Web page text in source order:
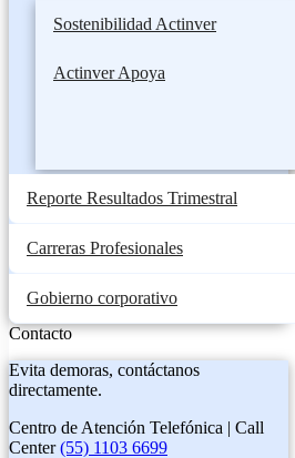
Sostenibilidad Actinver
Actinver Apoya
Reporte Resultados Trimestral
Carreras Profesionales
Gobierno corporativo
Contacto
Evita demoras, contáctanos
directamente.
Centro de Atención Telefónica | Call
Center(55) 1103 6699